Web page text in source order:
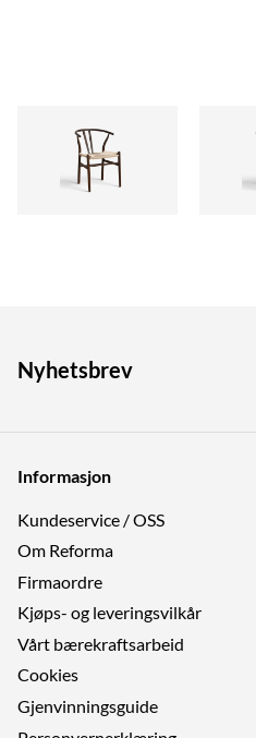
Nyhetsbrev
Informasjon
Kundeservice / OSS
Om Reforma
Firmaordre
Kjøps- og leveringsvilkår
Vårt bærekraftsarbeid
Cookies
Gjenvinningsguide